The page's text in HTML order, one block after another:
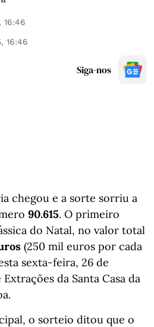
16:46
16:46
Siga-nos
chegou e a sorte sorriu a
90.615. O primeiro
do Natal, no valor total
(250 mil euros por cada
sexta-feira, 26 de
da Santa Casa da
o sorteio ditou que o